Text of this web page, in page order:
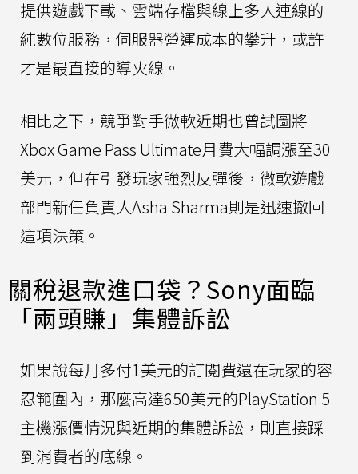
提供遊戲下載、雲端存檔與線上多人連線的
純數位服務，伺服器營運成本的攀升，或許
才是最直接的導火線。
相比之下，競爭對手微軟近期也曾試圖將
Xbox Game Pass Ultimate月費大幅調漲至30
美元，但在引發玩家強烈反彈後，微軟遊戲
部門新任負責人Asha Sharma則是迅速撤回
這項決策。
關稅退款進口袋？Sony面臨
「兩頭賺」集體訴訟
如果說每月多付1美元的訂閱費還在玩家的容
忍範圍內，那麼高達650美元的PlayStation 5
主機漲價情況與近期的集體訴訟，則直接踩
到消費者的底線。